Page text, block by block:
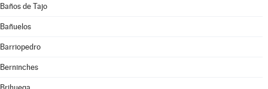
Baños de Tajo
Bañuelos
Barriopedro
Berninches